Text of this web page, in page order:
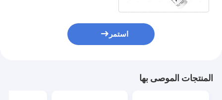
استمر
المنتجات الموصى بها